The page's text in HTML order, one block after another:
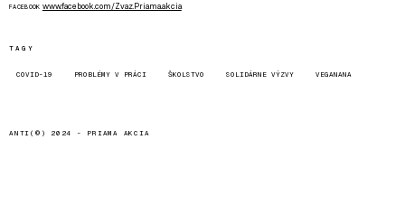
FACEBOOK www.facebook.com/Zvaz.Priama.akcia
TAGY
COVID-19 PROBLÉMY V PRÁCI ŠKOLSTVO SOLIDÁRNE VÝZVY VEGANANA
ANTI(©) 2024 - PRIAMA AKCIA